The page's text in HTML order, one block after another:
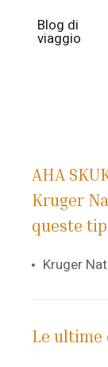
Blog di
viaggio
AHA
Kruger
queste
Kruger
Le ultime